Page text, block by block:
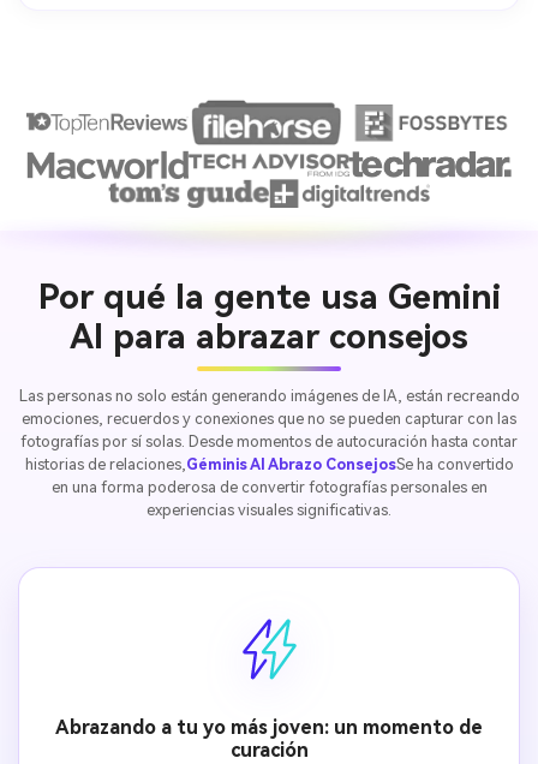
Por qué la gente usa Gemini
AI para abrazar consejos
Las personas no solo están generando imágenes de IA, están recreando
emociones, recuerdos y conexiones que no se pueden capturar con las
fotografías por sí solas. Desde momentos de autocuración hasta contar
historias de relaciones, Géminis AI Abrazo ConsejosSe ha convertido
en una forma poderosa de convertir fotografías personales en
experiencias visuales significativas.
Abrazando a tu yo más joven: un momento de
curación